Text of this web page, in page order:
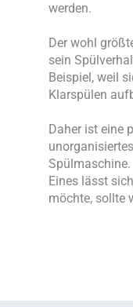
werden.
Der wohl
sein
Beispiel, weil
Klarspülen
Daher ist eine
Spülmaschine.
Eines lässt
möchte, sollte